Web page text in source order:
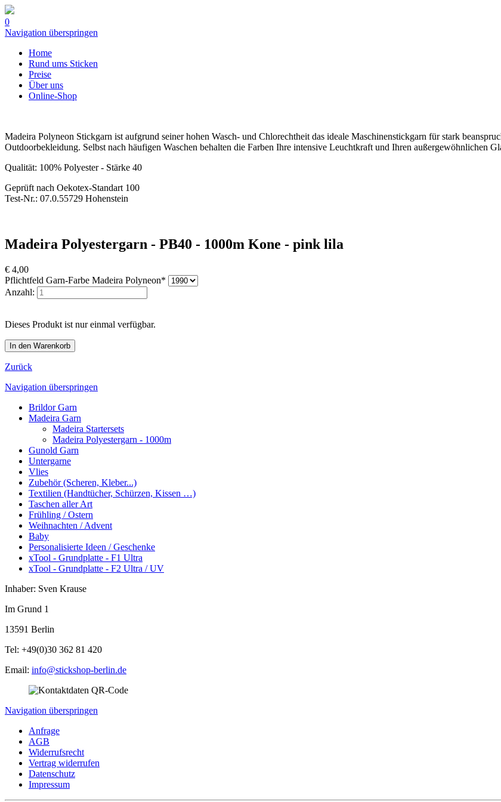
0
Navigation überspringen
Home
Rund ums Sticken
Preise
Über uns
Online-Shop
Madeira Polyneon Stickgarn ist aufgrund seiner hohen Wasch- und Chlorechtheit das ideale Maschinenstickgarn für stark
Outdoorbekleidung. Selbst nach häufigen Waschen behalten die Farben Ihre intensive Leuchtkraft und Ihren außergewöhnlichen
Qualität: 100% Polyester - Stärke 40
Geprüft nach Oekotex-Standart 100
Test-Nr.: 07.0.55729 Hohenstein
Madeira Polyestergarn - PB40 - 1000m Kone - pink lila
€ 4,00
Pflichtfeld Garn-Farbe Madeira Polyneon*
Anzahl:
Dieses Produkt ist nur einmal verfügbar.
Zurück
Navigation überspringen
Brildor Garn
Madeira Garn
Madeira Startersets
Madeira Polyestergarn - 1000m
Gunold Garn
Untergarne
Vlies
Zubehör (Scheren, Kleber...)
Textilien (Handtücher, Schürzen, Kissen …)
Taschen aller Art
Frühling / Ostern
Weihnachten / Advent
Baby
Personalisierte Ideen / Geschenke
xTool - Grundplatte - F1 Ultra
xTool - Grundplatte - F2 Ultra / UV
Inhaber: Sven Krause
Im Grund 1
13591 Berlin
Tel: +49(0)30 362 81 420
Email: info@stickshop-berlin.de
Navigation überspringen
Anfrage
AGB
Widerrufsrecht
Vertrag widerrufen
Datenschutz
Impressum